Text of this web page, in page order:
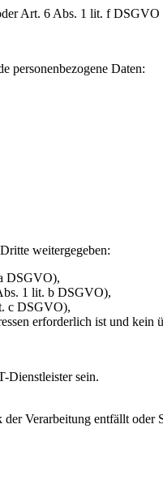
Art. 6 Abs. 1 lit. f DSGVO
personenbezogene Daten:
weitergegeben:
DSGVO),
1 lit. b DSGVO),
c DSGVO),
erforderlich ist und
Dienstleister sein.
Verarbeitung entfällt